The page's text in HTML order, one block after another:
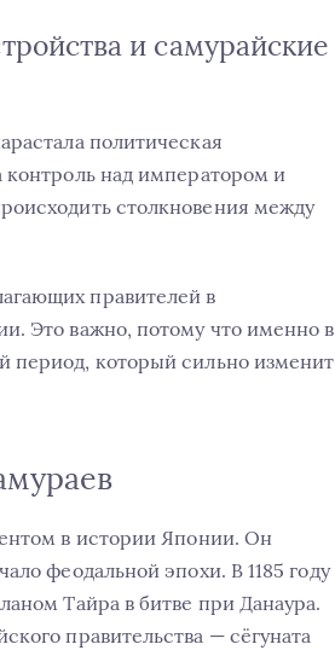
и самурайские
политическая
контроль над императором и
столкновения между
правителей в
Это важно, потому что именно в
период, который сильно изменит
в истории Японии. Он
феодальной эпохи. В 1185 году
Тайра в битве при Данаура.
правительства — сёгуната